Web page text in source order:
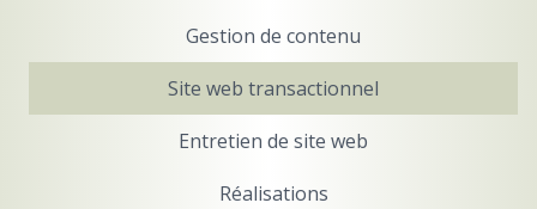
Gestion de contenu
Site web transactionnel
Entretien de site web
Réalisations